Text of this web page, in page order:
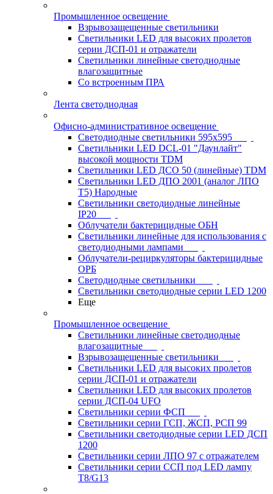
Промышленное освещение
Взрывозащещенные светильники
Светильники LED для высоких пролетов
серии ДСП-01 и отражатели
Светильники линейные светодиодные
влагозащитные
Со встроенным ПРА
Лента светодиодная
Офисно-административное освещение
Светодиодные светильники 595x595
Светильники LED DCL-01 "Даунлайт"
высокой мощности TDM
Светильники LED ДСО 50 (линейные) TDM
Светильники LED ДПО 2001 (аналог ЛПО
Т5) Народные
Светильники светодиодные линейные
IP20
Облучатели бактерицидные ОБН
Светильники линейные для использования с
светодиодными лампами
Облучатели-рециркуляторы бактерицидные
ОРБ
Светодиодные светильники
Светильники светодиодные серии LED 1200
Еще
Промышленное освещение
Светильники линейные светодиодные
влагозащитные
Взрывозащещенные светильники
Светильники LED для высоких пролетов
серии ДСП-01 и отражатели
Светильники LED для высоких пролетов
серии ДСП-04 UFO
Светильники серии ФСП
Светильники серии ГСП, ЖСП, РСП 99
Светильники светодиодные серии LED ДСП
1200
Светильники серии ЛПО 97 с отражателем
Светильники серии ССП под LED лампу
T8/G13